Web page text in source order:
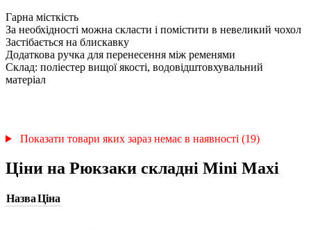
Гарна місткість
За необхідності можна скласти і помістити в невеликий чохол
Застібається на блискавку
Додаткова ручка для перенесення між ременями
Склад: поліестер вищої якості, водовідштовхувальний
матеріал
Показати товари яких зараз немає в наявності (19)
Ціни на Рюкзаки складні Mini Maxi
НазваЦіна